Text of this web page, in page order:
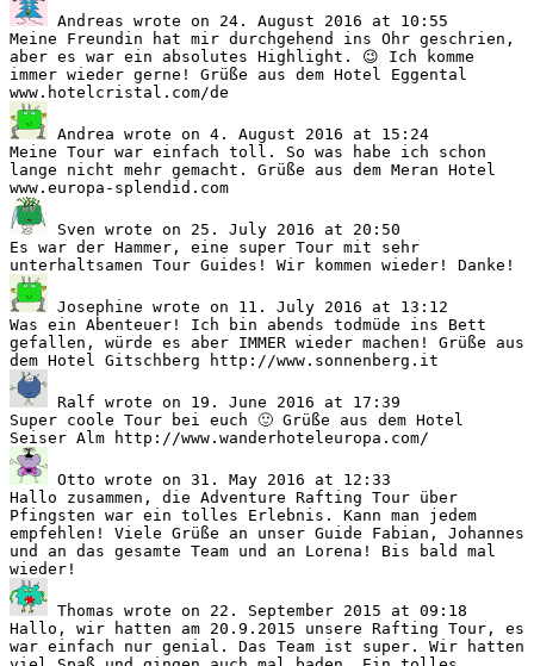
Andreas wrote on 24. August 2016 at
10:55
Meine Freundin hat mir durchgehend ins Ohr geschrien,
aber es war ein absolutes Highlight. 😉 Ich komme
immer wieder gerne! Grüße aus dem Hotel Eggental
www.hotelcristal.com/de
Andrea wrote on 4. August 2016 at
15:24
Meine Tour war einfach toll. So was habe ich schon
lange nicht mehr gemacht. Grüße aus dem Meran Hotel
www.europa-splendid.com
Sven wrote on 25. July 2016 at
20:50
Es war der Hammer, eine super Tour mit sehr
unterhaltsamen Tour Guides! Wir kommen wieder! Danke!
Josephine wrote on 11. July 2016 at
13:12
Was ein Abenteuer! Ich bin abends todmüde ins Bett
gefallen, würde es aber IMMER wieder machen! Grüße aus
dem Hotel Gitschberg http://www.sonnenberg.it
Ralf wrote on 19. June 2016 at
17:39
Super coole Tour bei euch 🙂 Grüße aus dem Hotel
Seiser Alm http://www.wanderhoteleuropa.com/
Otto wrote on 31. May 2016 at
12:33
Hallo zusammen, die Adventure Rafting Tour über
Pfingsten war ein tolles Erlebnis. Kann man jedem
empfehlen! Viele Grüße an unser Guide Fabian, Johannes
und an das gesamte Team und an Lorena! Bis bald mal
wieder!
Thomas wrote on 22. September 2015 at 09:18
Hallo, wir hatten am 20.9.2015 unsere Rafting Tour, es
war einfach nur genial. Das Team ist super. Wir hatten